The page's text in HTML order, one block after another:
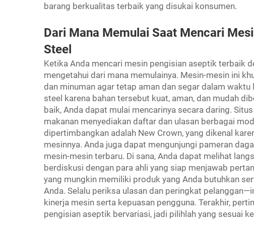
barang berkualitas terbaik yang disukai konsumen.
Dari Mana Memulai Saat Mencari
Steel
Ketika Anda mencari mesin pengisian aseptik terbaik
mengetahui dari mana memulainya. Mesin-mesin ini
dan minuman agar tetap aman dan segar dalam
steel karena bahan tersebut kuat, aman, dan mudah
baik, Anda dapat mulai mencarinya secara daring.
makanan menyediakan daftar dan ulasan berbagai
dipertimbangkan adalah New Crown, yang dikenal
mesinnya. Anda juga dapat mengunjungi pameran
mesin-mesin terbaru. Di sana, Anda dapat melihat
berdiskusi dengan para ahli yang siap menjawab
yang mungkin memiliki produk yang Anda butuhkan
Anda. Selalu periksa ulasan dan peringkat
kinerja mesin serta kepuasan pengguna. Terakhir,
pengisian aseptik bervariasi, jadi pilihlah yang sesuai